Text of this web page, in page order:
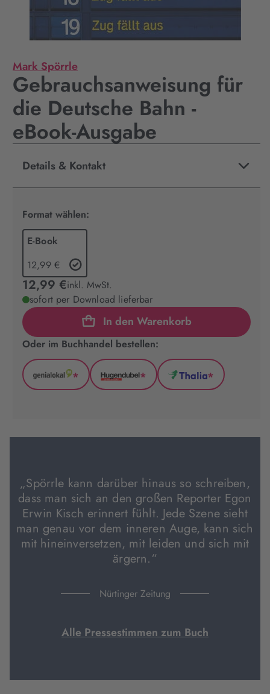
Mark Spörrle
Gebrauchsanweisung für
die Deutsche Bahn -
eBook-Ausgabe
Details & Kontakt
Format wählen:
E-Book
12,99 €
12,99 €inkl. MwSt.
sofort per Download lieferbar
In den Warenkorb
Oder im Buchhandel bestellen:
GenialLokal
Tab
*
Hugendubel
Tab
*
Thalia
Tab
*
„Spörrle kann darüber hinaus so schreiben,
dass man sich an den großen Reporter Egon
Erwin Kisch erinnert fühlt. Jede Szene sieht
man genau vor dem inneren Auge, kann sich
mit hineinversetzen, mit leiden und sich mit
ärgern.“
Nürtinger Zeitung
Alle Pressestimmen zum Buch